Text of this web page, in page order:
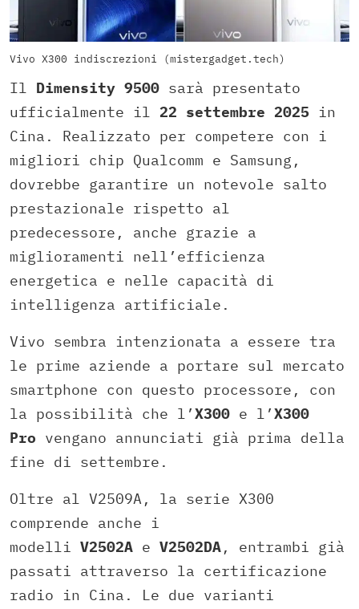
Vivo X300 indiscrezioni (mistergadget.tech)
Il Dimensity 9500 sarà presentato
ufficialmente il 22 settembre 2025 in
Cina. Realizzato per competere con i
migliori chip Qualcomm e Samsung,
dovrebbe garantire un notevole salto
prestazionale rispetto al
predecessore, anche grazie a
miglioramenti nell’efficienza
energetica e nelle capacità di
intelligenza artificiale.
Vivo sembra intenzionata a essere tra
le prime aziende a portare sul mercato
smartphone con questo processore, con
la possibilità che l’X300 e l’X300
Pro vengano annunciati già prima della
fine di settembre.
Oltre al V2509A, la serie X300
comprende anche i
modelli V2502A e V2502DA, entrambi già
passati attraverso la certificazione
radio in Cina. Le due varianti